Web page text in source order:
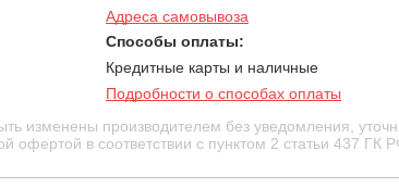
Адреса самовывоза
Способы оплаты:
Кредитные карты и наличные
Подробности о способах оплаты
изменены производителем без уведомления,
офертой в соответствии с пунктом 2 статьи 437 ГК